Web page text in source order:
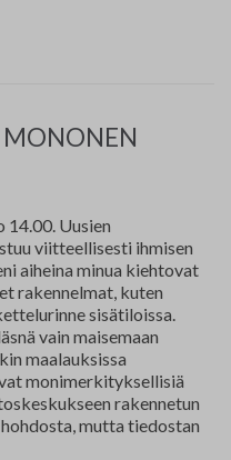
MONONEN
14.00. Uusien
viitteellisesti ihmisen
aiheina minua kiehtovat
rakennelmat, kuten
sisätiloissa.
vain maisemaan
maalauksissa
monimerkityksellisiä
rakennetun
mutta tiedostan